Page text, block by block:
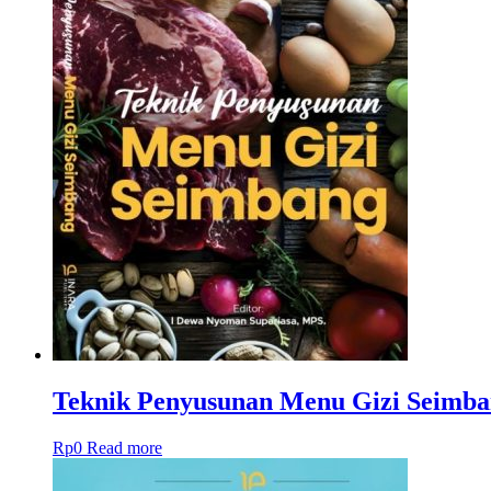
Teknik Penyusunan Menu Gizi
Rp0 Read more